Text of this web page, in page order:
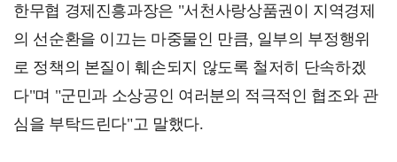
한무협 경제진흥과장은 "서천사랑상품권이 지역경제
의 선순환을 이끄는 마중물인 만큼, 일부의 부정행위
로 정책의 본질이 훼손되지 않도록 철저히 단속하겠
다"며 "군민과 소상공인 여러분의 적극적인 협조와 관
심을 부탁드린다"고 말했다.